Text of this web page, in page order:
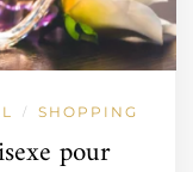
/ SHOPPING
pour